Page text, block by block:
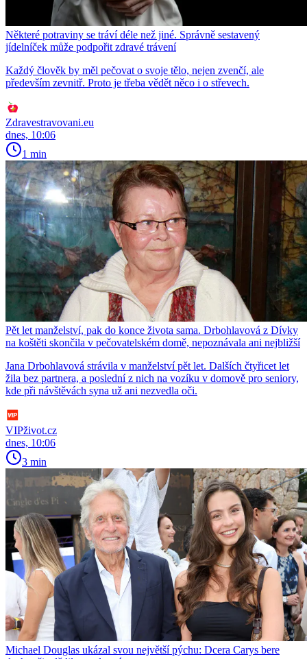
Některé potraviny se tráví déle než jiné. Správně sestavený
jídelníček může podpořit zdravé trávení
Každý člověk by měl pečovat o svoje tělo, nejen zvenčí, ale
především zevnitř. Proto je třeba vědět něco i o střevech.
Zdravestravovani.eu
dnes, 10:06
1 min
Pět let manželství, pak do konce života sama. Drbohlavová z Dívky
na koštěti skončila v pečovatelském domě, nepoznávala ani nejbližší
Jana Drbohlavová strávila v manželství pět let. Dalších čtyřicet let
žila bez partnera, a poslední z nich na vozíku v domově pro seniory,
kde při návštěvách syna už ani nezvedla oči.
VIPživot.cz
dnes, 10:06
3 min
Michael Douglas ukázal svou největší pýchu: Dcera Carys bere